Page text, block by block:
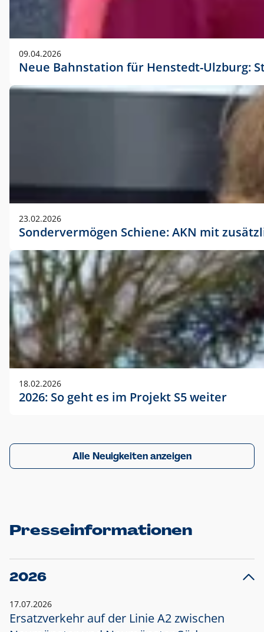
09.04.2026
Neue Bahnstation für Henstedt-Ulzburg:
23.02.2026
Sondervermögen Schiene: AKN mit
18.02.2026
2026: So geht es im Projekt S5 weiter
Alle Neuigkeiten anzeigen
Presseinformationen
2026
17.07.2026
Ersatzverkehr auf der Linie A2 zwischen